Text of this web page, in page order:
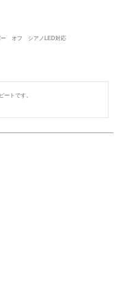
ー オフ シアノLED対応
ートです。